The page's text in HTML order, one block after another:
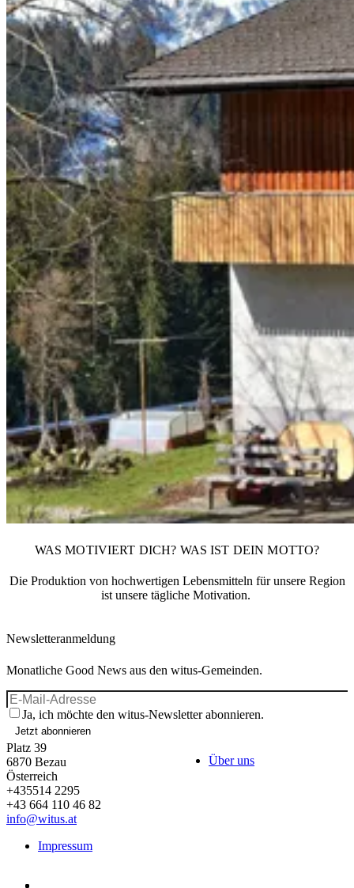
WAS MOTIVIERT DICH? WAS IST DEIN MOTTO?
Die Produktion von hochwertigen Lebensmitteln für unsere Region
ist unsere tägliche Motivation.
Newsletteranmeldung
Monatliche Good News aus den witus-Gemeinden.
Ja, ich möchte den witus-Newsletter abonnieren.
Jetzt abonnieren
Platz 39
6870 Bezau
Österreich
+435514 2295
+43 664 110 46 82
info@witus.at
Über uns
Impressum